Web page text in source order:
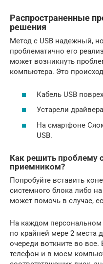
Распространенные
решения
Метод с USB надежный,
проблематично его
может возникнуть
компьютера. Это
Кабель USB
Устарели
На смартфоне
USB.
Как решить проблему
приемником?
Попробуйте вставить
системного блока либо на
может помочь в случае,
На каждом персональном
по крайней мере 2 места
очереди воткните во
телефон и в моем